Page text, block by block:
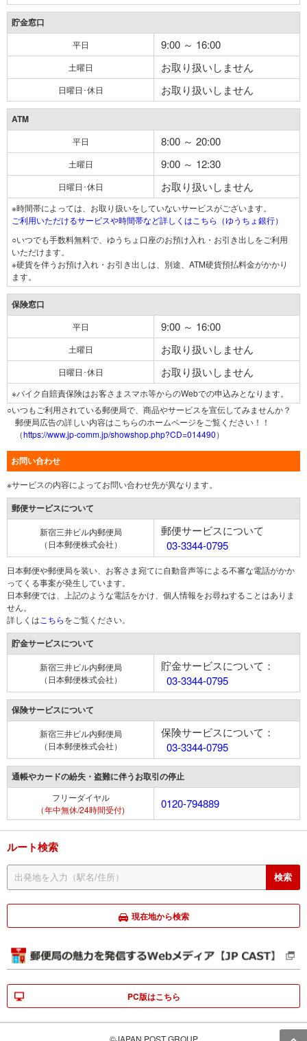
貯金窓口
平日 9:00 ～ 16:00
土曜日 お取り扱いしません
日曜日･休日 お取り扱いしません
ATM
平日 8:00 ～ 20:00
土曜日 9:00 ～ 12:30
日曜日･休日 お取り扱いしません
※時間帯によっては、お取り扱いをしていないサービスがございます。
ご利用いただけるサービスや時間帯など詳しくはこちら（ゆうちょ銀行）
○いつでも手数料無料で、ゆうちょ口座のお預け入れ・お引き出しをご利用
いただけます。
※硬貨を伴うお預け入れ・お引き出しは、別途、ATM硬貨預払料金がかかり
ます。
保険窓口
平日 9:00 ～ 16:00
土曜日 お取り扱いしません
日曜日･休日 お取り扱いしません
※バイク自賠責保険はお客さまスマホ等からのWebでの申込みとなります。
○いつもご利用されている郵便局で、商品やサービスを宣伝してみませんか？
郵便局広告の詳しい内容はこちらのホームページをご覧ください！！
（https://www.jp-comm.jp/showshop.php?CD=014490）
お問い合わせ
※サービスの内容によってお問い合わせ先が異なります。
郵便サービスについて
新宿三井ビル内郵便局
（日本郵便株式会社）
郵便サービスについて
03-3344-0795
日本郵便や郵便局を装い、お客さま宛てに自動音声等による不審な電話がかか
ってくる事案が発生しています。
日本郵便では、上記のような電話をかけ、個人情報をお尋ねすることはありま
せん。
詳しくは こちらをご覧ください。
貯金サービスについて
新宿三井ビル内郵便局
（日本郵便株式会社）
貯金サービスについて：
03-3344-0795
保険サービスについて
新宿三井ビル内郵便局
（日本郵便株式会社）
保険サービスについて：
03-3344-0795
通帳やカードの紛失・盗難に伴うお取引の停止
フリーダイヤル
（年中無休/24時間受付)
0120-794889
ルート検索
現在地から検索
PC版はこちら